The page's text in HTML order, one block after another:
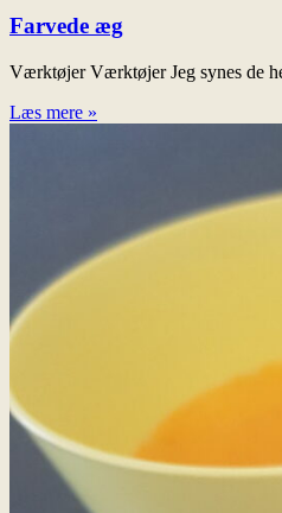
Farvede æg
Værktøjer Værktøjer Jeg synes de
Læs mere »